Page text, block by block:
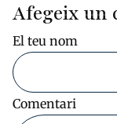
Afegeix un
El teu nom
Comentari